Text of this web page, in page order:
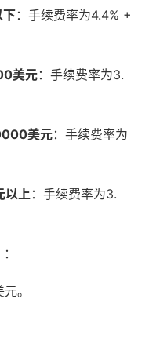
：手续费率为4.4% +
美元：手续费率为3.
美元：手续费率为
以上 ：手续费率为3.
。